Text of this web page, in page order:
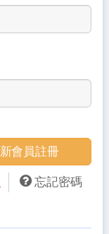
新會員註冊
忘記密碼